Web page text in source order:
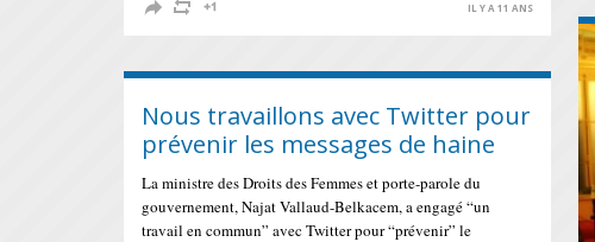
IL Y A 11 ANS
Nous travaillons avec Twitter pour
prévenir les messages de haine
La ministre des Droits des Femmes et porte-parole du
gouvernement, Najat Vallaud-Belkacem, a engagé “un
travail en commun” avec Twitter pour “prévenir” le